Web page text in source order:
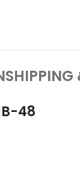
SHIPPING
48